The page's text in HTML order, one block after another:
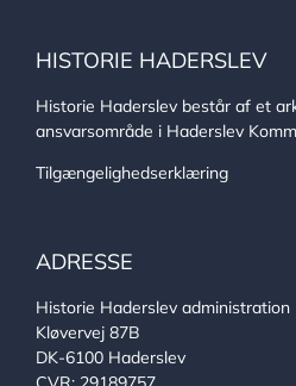
HISTORIE HADERSLEV
Historie Haderslev består af et
ansvarsområde i Haderslev
Tilgængelighedserklæring
ADRESSE
Historie Haderslev administration
Kløvervej 87B
DK-6100 Haderslev